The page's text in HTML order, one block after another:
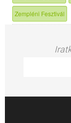
Zempléni Fesztivál